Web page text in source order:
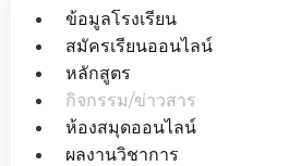
ข้อมูลโรงเรียน
สมัครเรียนออนไลน์
หลักสูตร
กิจกรรม/ข่าวสาร
ห้องสมุดออนไลน์
ผลงานวิชาการ